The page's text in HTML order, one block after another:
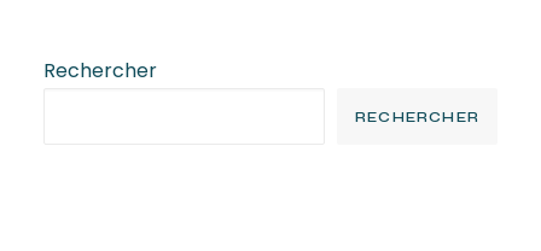
Rechercher
RECHERCHER